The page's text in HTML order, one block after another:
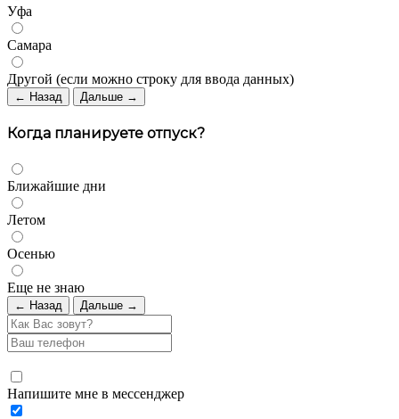
Уфа
Самара
Другой (если можно строку для ввода данных)
← Назад Дальше →
Когда планируете отпуск?
Ближайшие дни
Летом
Осенью
Еще не знаю
← Назад Дальше →
Напишите мне в мессенджер